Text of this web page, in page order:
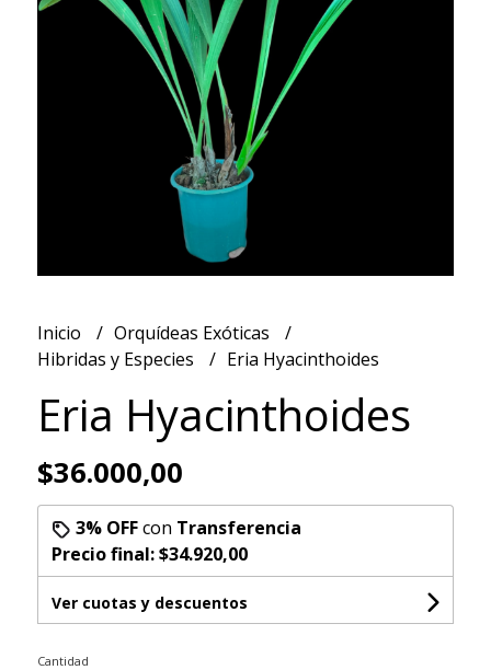
Inicio
Orquídeas Exóticas
Hibridas y Especies
Eria Hyacinthoides
Eria Hyacinthoides
$36.000,00
3% OFFcon Transferencia
Precio final:$34.920,00
Ver cuotas y descuentos
Cantidad